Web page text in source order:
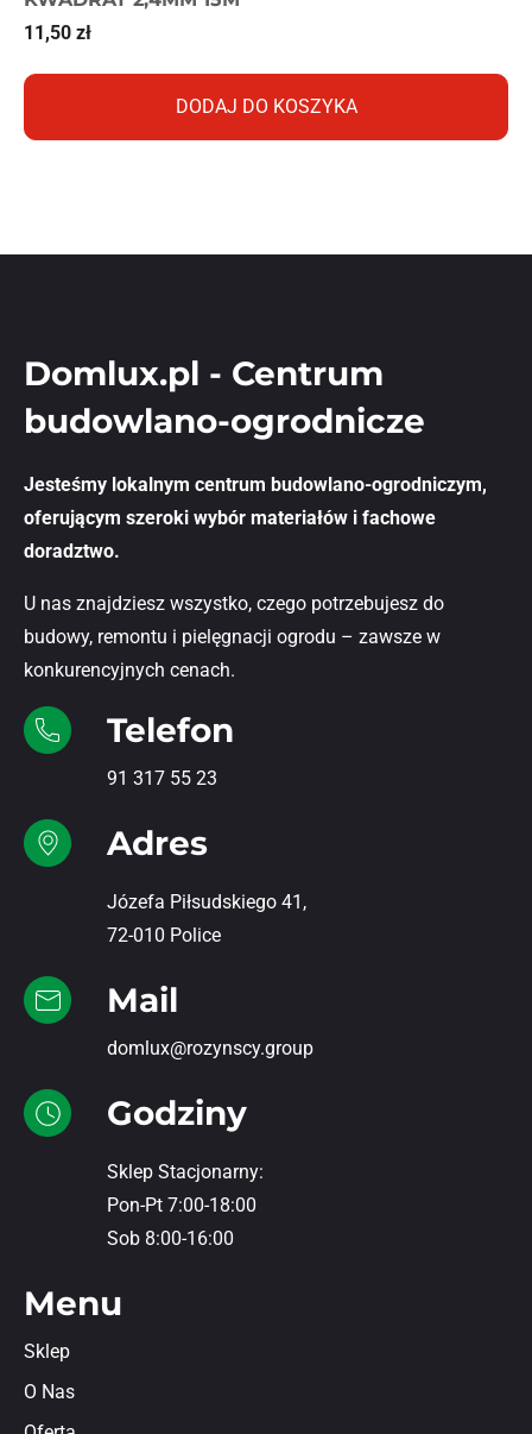
11,50 zł
DODAJ DO KOSZYKA
Domlux.pl - Centrum
budowlano-ogrodnicze
Jesteśmy lokalnym centrum budowlano-ogrodniczym,
oferującym szeroki wybór materiałów i fachowe
doradztwo.
U nas znajdziesz wszystko, czego potrzebujesz do
budowy, remontu i pielęgnacji ogrodu – zawsze w
konkurencyjnych cenach.
Telefon
91 317 55 23
Adres
Józefa Piłsudskiego 41,
72-010 Police
Mail
domlux@rozynscy.group
Godziny
Sklep Stacjonarny:
Pon-Pt 7:00-18:00
Sob 8:00-16:00
Menu
Sklep
O Nas